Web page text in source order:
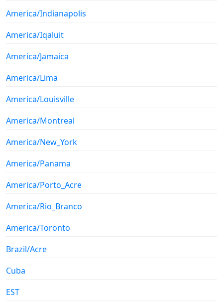
America/Indianapolis
America/Iqaluit
America/Jamaica
America/Lima
America/Louisville
America/Montreal
America/New_York
America/Panama
America/Porto_Acre
America/Rio_Branco
America/Toronto
Brazil/Acre
Cuba
EST